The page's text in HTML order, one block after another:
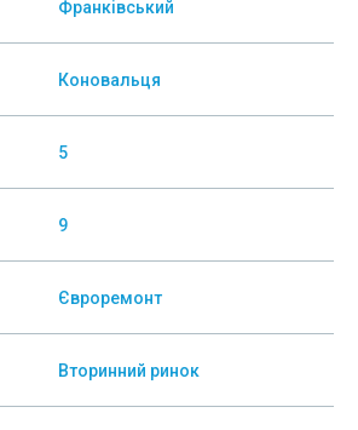
Франківський
Коновальця
5
9
Євроремонт
Вторинний ринок